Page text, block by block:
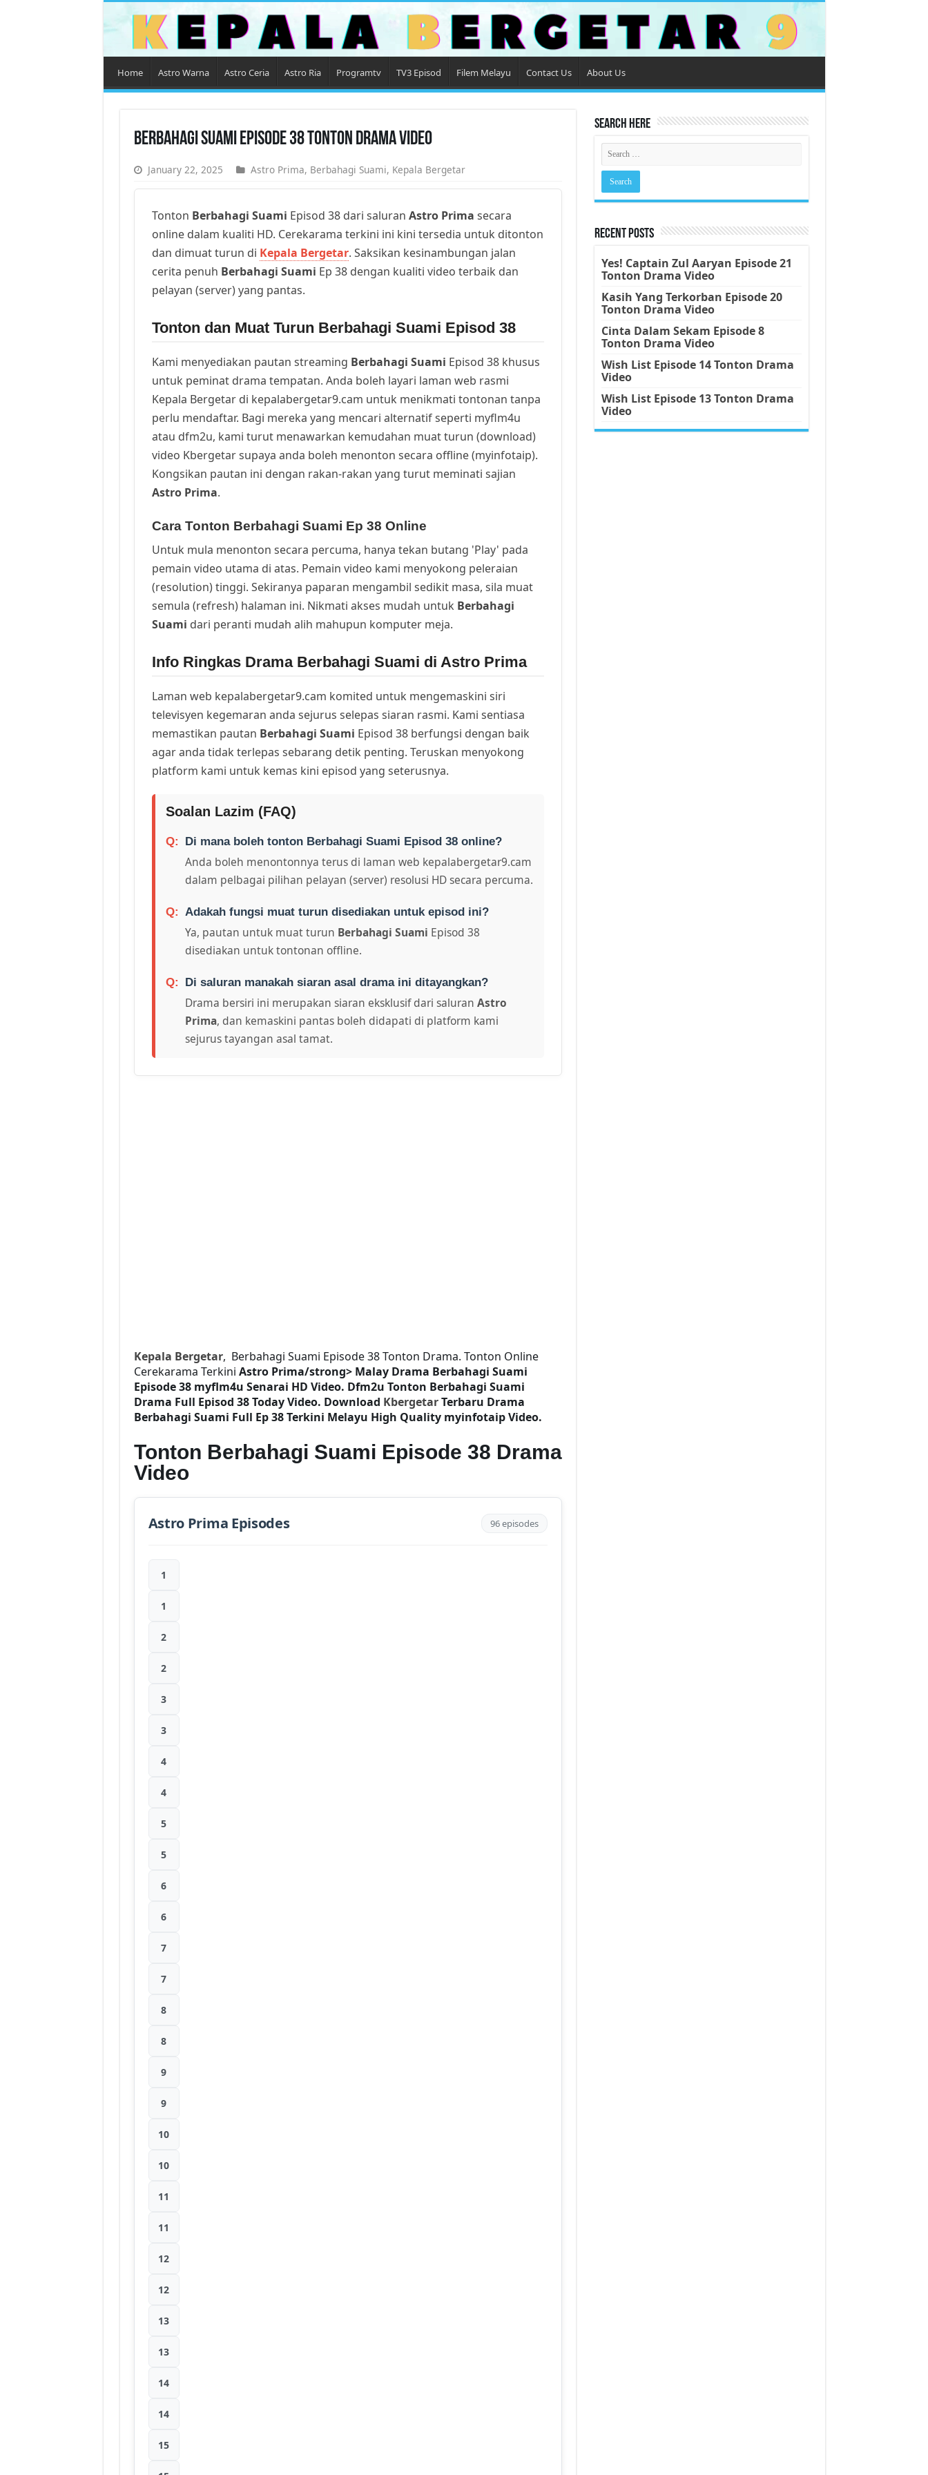
Home Astro Warna Astro Ceria Astro Ria Programtv TV3 Episod Filem Melayu Contact Us About Us
Berbahagi Suami Episode 38 Tonton Drama Video
January 22, 2025 Astro Prima, Berbahagi Suami, Kepala Bergetar
Tonton Berbahagi Suami Episod 38 dari saluran Astro Prima secara
online dalam kualiti HD. Cerekarama terkini ini kini tersedia untuk ditonton
dan dimuat turun di Kepala Bergetar. Saksikan kesinambungan jalan
cerita penuh Berbahagi Suami Ep 38 dengan kualiti video terbaik dan
pelayan (server) yang pantas.
Tonton dan Muat Turun Berbahagi Suami Episod 38
Kami menyediakan pautan streaming Berbahagi Suami Episod 38 khusus
untuk peminat drama tempatan. Anda boleh layari laman web rasmi
Kepala Bergetar di kepalabergetar9.cam untuk menikmati tontonan tanpa
perlu mendaftar. Bagi mereka yang mencari alternatif seperti myflm4u
atau dfm2u, kami turut menawarkan kemudahan muat turun (download)
video Kbergetar supaya anda boleh menonton secara offline (myinfotaip).
Kongsikan pautan ini dengan rakan-rakan yang turut meminati sajian
Astro Prima.
Cara Tonton Berbahagi Suami Ep 38 Online
Untuk mula menonton secara percuma, hanya tekan butang 'Play' pada
pemain video utama di atas. Pemain video kami menyokong peleraian
(resolution) tinggi. Sekiranya paparan mengambil sedikit masa, sila muat
semula (refresh) halaman ini. Nikmati akses mudah untuk Berbahagi
Suami dari peranti mudah alih mahupun komputer meja.
Info Ringkas Drama Berbahagi Suami di Astro Prima
Laman web kepalabergetar9.cam komited untuk mengemaskini siri
televisyen kegemaran anda sejurus selepas siaran rasmi. Kami sentiasa
memastikan pautan Berbahagi Suami Episod 38 berfungsi dengan baik
agar anda tidak terlepas sebarang detik penting. Teruskan menyokong
platform kami untuk kemas kini episod yang seterusnya.
Soalan Lazim (FAQ)
Di mana boleh tonton Berbahagi Suami Episod 38 online?
Anda boleh menontonnya terus di laman web kepalabergetar9.cam
dalam pelbagai pilihan pelayan (server) resolusi HD secara percuma.
Adakah fungsi muat turun disediakan untuk episod ini?
Ya, pautan untuk muat turun Berbahagi Suami Episod 38
disediakan untuk tontonan offline.
Di saluran manakah siaran asal drama ini ditayangkan?
Drama bersiri ini merupakan siaran eksklusif dari saluran Astro
Prima, dan kemaskini pantas boleh didapati di platform kami
sejurus tayangan asal tamat.
Kepala Bergetar, Berbahagi Suami Episode 38 Tonton Drama. Tonton Online
Cerekarama Terkini Astro Prima/strong> Malay Drama Berbahagi Suami
Episode 38 myflm4u Senarai HD Video. Dfm2u Tonton Berbahagi Suami
Drama Full Episod 38 Today Video. Download KbergetarTerbaru Drama
Berbahagi Suami Full Ep 38 Terkini Melayu High Quality myinfotaip Video.
Tonton Berbahagi Suami Episode 38 Drama
Video
Astro Prima Episodes 96 episodes
1
1
2
2
3
3
4
4
5
5
6
6
7
7
8
8
9
9
10
10
11
11
12
12
13
13
14
14
15
Search Here
Recent Posts
Yes! Captain Zul Aaryan Episode 21
Tonton Drama Video
Kasih Yang Terkorban Episode 20
Tonton Drama Video
Cinta Dalam Sekam Episode 8
Tonton Drama Video
Wish List Episode 14 Tonton Drama
Video
Wish List Episode 13 Tonton Drama
Video